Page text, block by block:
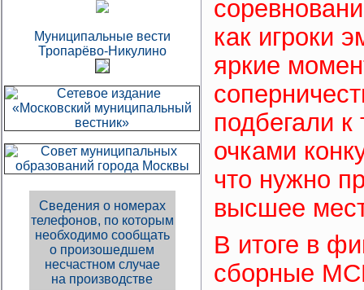
как игроки
яркие
подбегали
очками
что нужно
высшее
В итоге в
сборные
Муниципальные вести
Тропарёво-Никулино
Сведения о номерах
телефонов, по которым
необходимо сообщать
о произошедшем
несчастном случае
на производстве